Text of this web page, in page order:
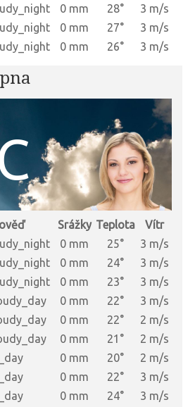
0 mm 28°
3 m/s
0 mm 27°
3 m/s
0 mm 26° 3 m/s
Srážky Teplota
Vítr
0 mm 25°
3 m/s
0 mm 24°
3 m/s
0 mm 23°
3 m/s
0 mm 22°
3 m/s
0 mm 22°
2 m/s
0 mm 21°
2 m/s
0 mm 20°
2 m/s
0 mm 22°
3 m/s
0 mm 24°
3 m/s